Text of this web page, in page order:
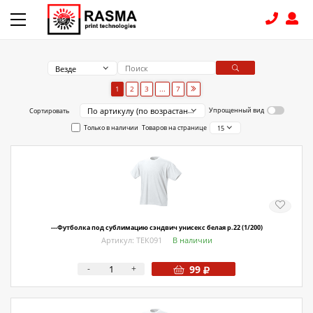
Условия поставки
КАТАЛОГ
КОНТАКТЫ
8 (831) 414-15-19
Везде
1 2 3 ... 7
Сортировать По артикулу (по возрастанию)
Упрощенный вид
Только в наличии Товаров на странице 15
---Футболка под сублимацию сэндвич унисекс белая р.22 (1/200)
Артикул: ТЕК091 В наличии
- + 99